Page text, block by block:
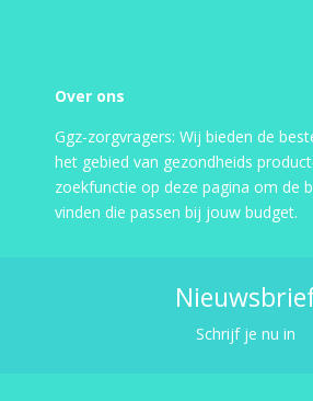
Over ons
Ggz-zorgvragers: Wij bieden de
het gebied van gezondheids
zoekfunctie op deze pagina om de
vinden die passen bij jouw budget.
Schrijf je nu in